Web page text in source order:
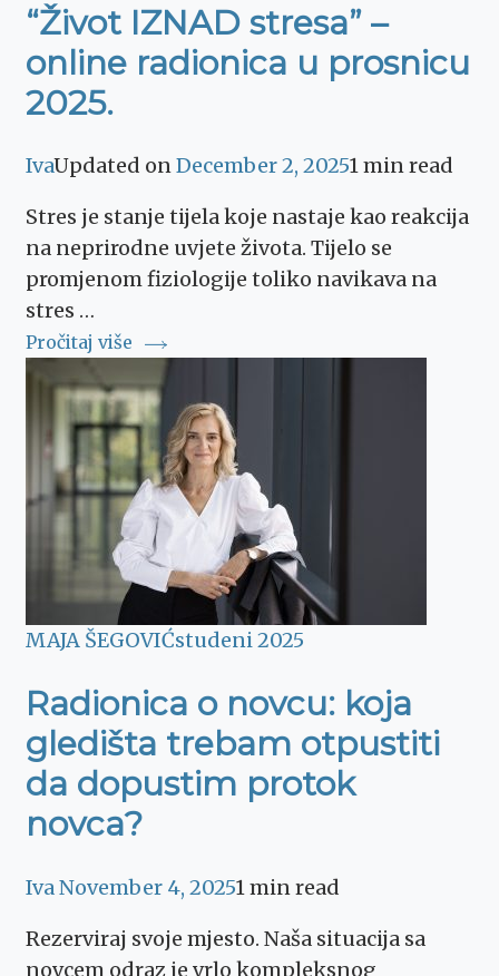
“Život IZNAD stresa” –
online radionica u prosnicu
2025.
IvaUpdated onDecember 2, 20251 min read
Stres je stanje tijela koje nastaje kao reakcija
na neprirodne uvjete života. Tijelo se
promjenom fiziologije toliko navikava na
stres …
Pročitaj više
MAJA ŠEGOVIĆstudeni 2025
Radionica o novcu: koja
gledišta trebam otpustiti
da dopustim protok
novca?
IvaNovember 4, 20251 min read
Rezerviraj svoje mjesto. Naša situacija sa
novcem odraz je vrlo kompleksnog